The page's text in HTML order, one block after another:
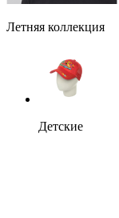
Летняя коллекция
Детские